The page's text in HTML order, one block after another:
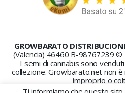
GROWBARATO
(Valencia) 46460 B-98767239 ©
I semi di cannabis sono
collezione. Growbarato.net non
improprio o